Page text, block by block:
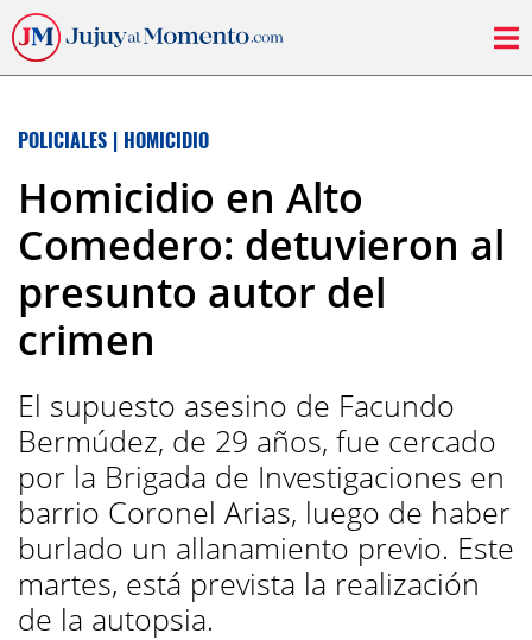
POLICIALES | HOMICIDIO
Homicidio en Alto
Comedero: detuvieron al
presunto autor del
crimen
El supuesto asesino de Facundo
Bermúdez, de 29 años, fue cercado
por la Brigada de Investigaciones en
barrio Coronel Arias, luego de haber
burlado un allanamiento previo. Este
martes, está prevista la realización
de la autopsia.